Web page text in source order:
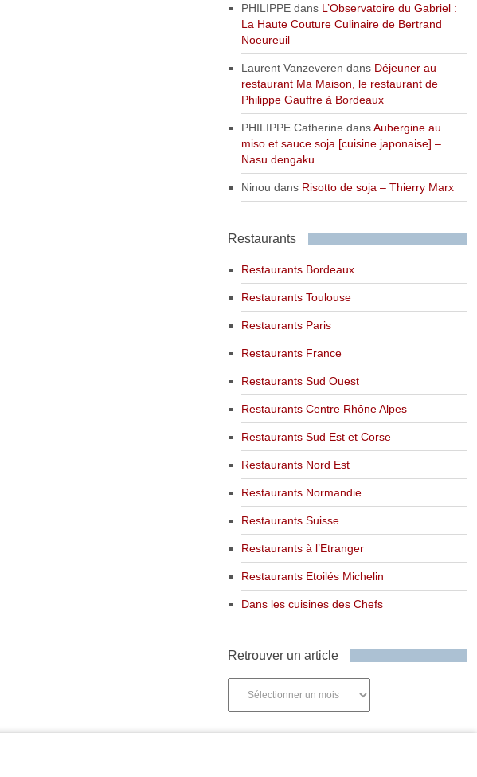
PHILIPPEdans L’Observatoire du Gabriel :
La Haute Couture Culinaire de Bertrand
Noeureuil
Laurent Vanzeveren dans Déjeuner au
restaurant Ma Maison, le restaurant de
Philippe Gauffre à Bordeaux
PHILIPPE Catherine dansAubergine au
miso et sauce soja [cuisine japonaise] –
Nasu dengaku
Ninou dans Risotto de soja – Thierry Marx
Restaurants
Restaurants Bordeaux
Restaurants Toulouse
Restaurants Paris
Restaurants France
Restaurants Sud Ouest
Restaurants Centre Rhône Alpes
Restaurants Sud Est et Corse
Restaurants Nord Est
Restaurants Normandie
Restaurants Suisse
Restaurants à l’Etranger
Restaurants Etoilés Michelin
Dans les cuisines des Chefs
Retrouver un article